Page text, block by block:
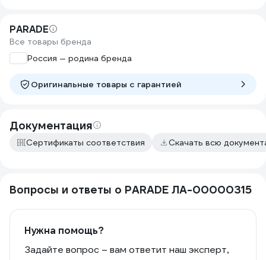
PARADE
Все товары бренда
Россия — родина бренда
Оригинальные товары c гарантией
Документация
Сертификаты соответствия Скачать всю
Вопросы и ответы о PARADE ЛА-00000315
Нужна помощь?
Задайте вопрос – вам ответит наш эксперт,